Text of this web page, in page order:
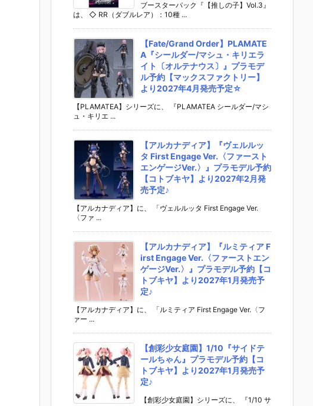
ブースターパック『【推しの子】Vol.3』
は、 ◇ RR（ダブルレア）：10種 ...
【Fate/Grand Order】PLAMATE
A『シールダー/マシュ・キリエラ
イト〔オルテナウス〕』プラモデ
ル予約【マックスファクトリー】
より2027年4月発売予定☆
【PLAMATEA】シリーズに、 『PLAMATEA シールダー/マシ
ュ・キリエ ...
【アルカナディア】『ヴェルルッ
タ First Engage Ver.〈ファースト
エンゲージVer.〉』プラモデル予約
【コトブキヤ】より2027年2月発
売予定♪
【アルカナディア】に、 「ヴェルルッタ First Engage Ver.
〈ファ ...
【アルカナディア】『ルミティア F
irst Engage Ver.〈ファーストエン
ゲージVer.〉』プラモデル予約【コ
トブキヤ】より2027年1月発売予
定♪
【アルカナディア】に、 「ルミティア First Engage Ver.〈フ
ァー ...
【創彩少女庭園】1/10『サイドテ
ールちゃん』プラモデル予約【コ
トブキヤ】より2027年1月発売予
定♪
【創彩少女庭園】シリーズに、 『1/10 サ